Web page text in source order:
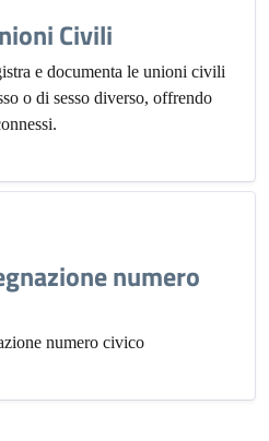
Civili
e documenta le unioni civili
o di sesso diverso, offrendo
numero
numero civico